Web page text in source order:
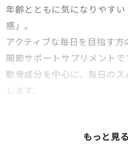
年齢とともに気になりやす
感」。
アクティブな毎日を目指す
関節サポートサプリメントで
軟骨成分を中心に、毎日の
します。
もっと見